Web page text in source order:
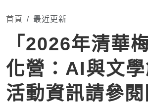
首頁 最近更新
「2026年清華
化營：AI與文學
活動資訊請參